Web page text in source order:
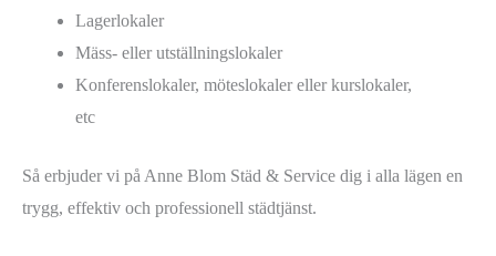
Lagerlokaler
Mäss- eller utställningslokaler
Konferenslokaler, möteslokaler eller kurslokaler,
etc
Så erbjuder vi på Anne Blom Städ & Service dig i alla lägen en
trygg, effektiv och professionell städtjänst.